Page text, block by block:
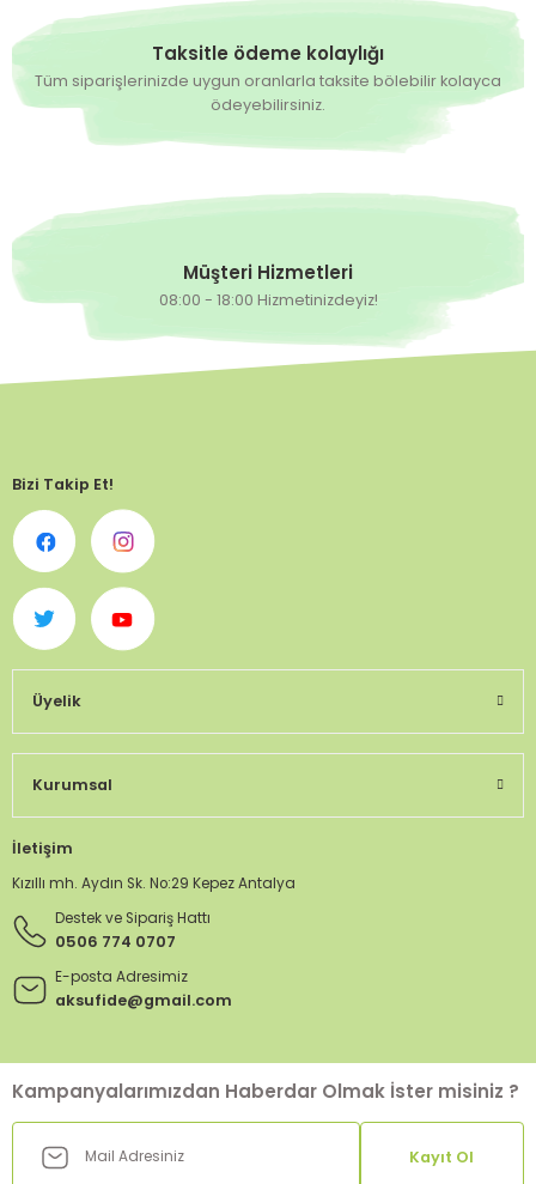
Taksitle ödeme kolaylığı
Tüm siparişlerinizde uygun oranlarla taksite bölebilir kolayca
ödeyebilirsiniz.
Müşteri Hizmetleri
08:00 - 18:00 Hizmetinizdeyiz!
Bizi Takip Et!
Üyelik
Kurumsal
İletişim
Kızıllı mh. Aydın Sk. No:29 Kepez Antalya
Destek ve Sipariş Hattı
0506 774 0707
E-posta Adresimiz
aksufide@gmail.com
Kampanyalarımızdan Haberdar Olmak İster misiniz ?
Kayıt Ol